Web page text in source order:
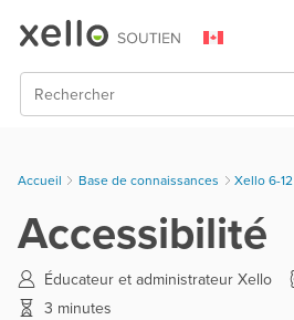
Skip To Main Content
Accueil Base de connaissances > Xello 6-12
Accessibilité
Éducateur et administrateur Xello
3 minutes